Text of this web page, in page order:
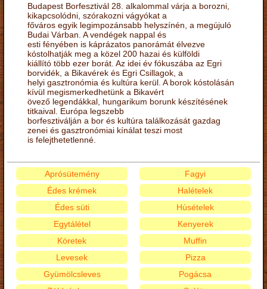
Budapest Borfesztivál 28. alkalommal várja a borozni,
kikapcsolódni, szórakozni vágyókat a
főváros egyik legimpozánsabb helyszínén, a megújuló
Budai Várban. A vendégek nappal és
esti fényében is káprázatos panorámát élvezve
kóstolhatják meg a közel 200 hazai és külföldi
kiállító több ezer borát. Az idei év fókuszába az Egri
borvidék, a Bikavérek és Egri Csillagok, a
helyi gasztronómia és kultúra kerül. A borok kóstolásán
kívül megismerkedhetünk a Bikavért
övező legendákkal, hungarikum borunk készítésének
titkaival. Európa legszebb
borfesztiválján a bor és kultúra találkozását gazdag
zenei és gasztronómiai kínálat teszi most
is felejthetetlenné.
Aprósütemény
Édes krémek
Édes süti
Egytálétel
Fagyi
Halételek
Húsételek
Kenyerek
Köretek
Levesek
Gyümölcsleves
Muffin
Pizza
Pogácsa